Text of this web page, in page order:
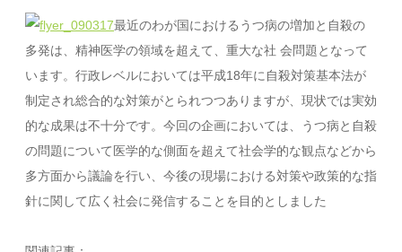
最近のわが国におけるうつ病の増加と自殺の
多発は、精神医学の領域を超えて、重大な社 会問題となって
います。行政レベルにおいては平成18年に自殺対策基本法が
制定され総合的な対策がとられつつありますが、現状では実効
的な成果は不十分です。今回の企画においては、うつ病と自殺
の問題について医学的な側面を超えて社会学的な観点などから
多方面から議論を行い、今後の現場における対策や政策的な指
針に関して広く社会に発信することを目的としました